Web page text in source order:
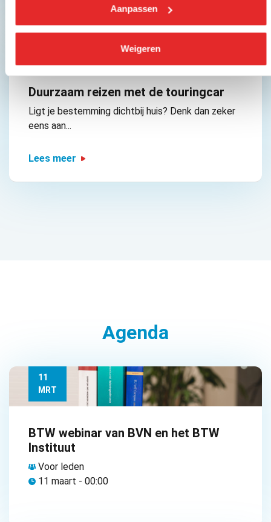
Aanpassen
Weigeren
Duurzaam reizen met de touringcar
Ligt je bestemming dichtbij huis? Denk dan zeker
eens aan...
Lees meer
Agenda
11
MRT
BTW webinar van BVN en het BTW
Instituut
Voor leden
11 maart - 00:00